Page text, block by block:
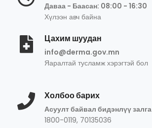
Даваа - Баасан: 08:00 - 16:30
Хүлээн авч байна
Цахим шуудан
info@derma.gov.mn
Яаралтай тусламж хэрэгтэй бол
Холбоо барих
Асуулт байвал бидэнлүү залга
1800-0119, 70135036